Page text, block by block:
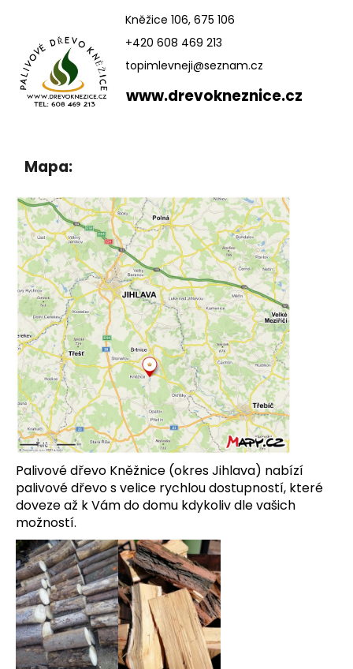
Kněžice 106, 675 106
+420 608 469 213
topimlevneji@seznam.cz
www.drevokneznice.cz
Mapa:
Palivové dřevo Kněžnice (okres Jihlava) nabízí
palivové dřevo s velice rychlou dostupností, které
doveze až k Vám do domu kdykoliv dle vašich
možností.
t